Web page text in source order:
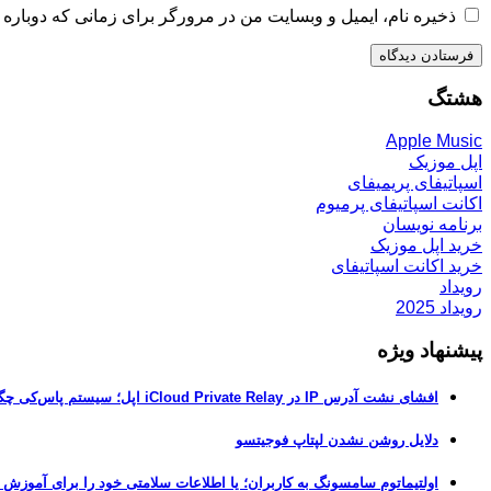
ذخیره نام، ایمیل و وبسایت من در مرورگر برای زمانی که
هشتگ
Apple Music
اپل موزیک
اسپاتیفای پریمیفای
اکانت اسپاتیفای پرمیوم
برنامه نویسان
خرید اپل موزیک
خرید اکانت اسپاتیفای
رویداد
رویداد 2025
پیشنهاد ویژه
افشای نشت آدرس IP در iCloud Private Relay اپل؛ سیستم پاس‌کی چگونه حریم خصوصی کاربران را لو می‌دهد؟
دلایل روشن نشدن لپتاپ فوجیتسو
اولتیماتوم سامسونگ به کاربران؛ یا اطلاعات سلامتی خود را برای